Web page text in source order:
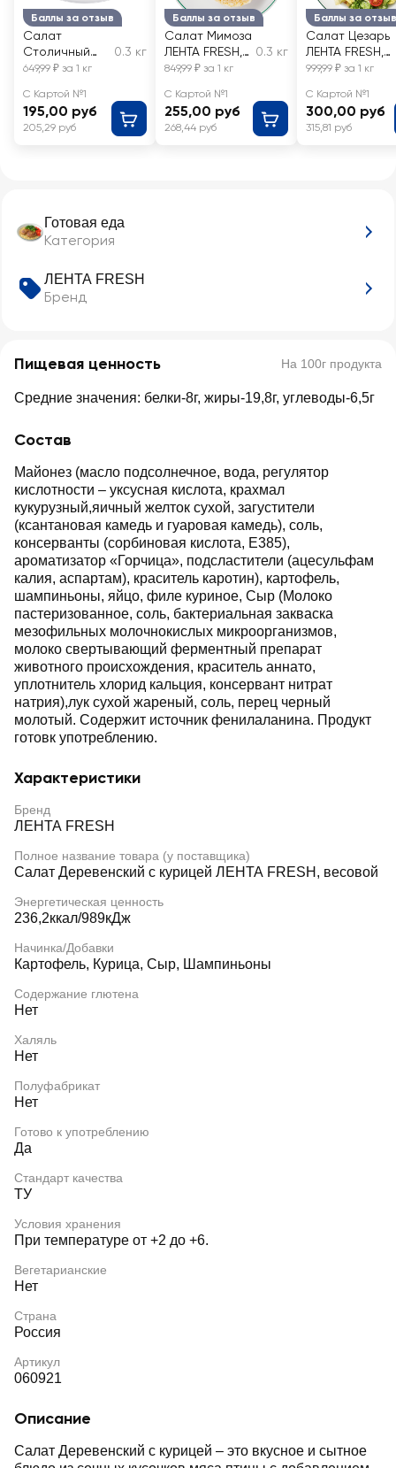
Готовая еда
Категория
ЛЕНТА FRESH
Бренд
Пищевая ценность На 100г продукта
Средние значения: белки-8г, жиры-19,8г, углеводы-6,5г
Состав
Майонез (масло подсолнечное, вода, регулятор
кислотности – уксусная кислота, крахмал
кукурузный,яичный желток сухой, загустители
(ксантановая камедь и гуаровая камедь), соль,
консерванты (сорбиновая кислота, Е385),
ароматизатор «Горчица», подсластители (ацесульфам
калия, аспартам), краситель каротин), картофель,
шампиньоны, яйцо, филе куриное, Сыр (Молоко
пастеризованное, соль, бактериальная закваска
мезофильных молочнокислых микроорганизмов,
молоко свертывающий ферментный препарат
животного происхождения, краситель аннато,
уплотнитель хлорид кальция, консервант нитрат
натрия),лук сухой жареный, соль, перец черный
молотый. Содержит источник фенилаланина. Продукт
готовк употреблению.
Характеристики
Бренд
ЛЕНТА FRESH
Полное название товара (у поставщика)
Салат Деревенский с курицей ЛЕНТА FRESH, весовой
Энергетическая ценность
236,2ккал/989кДж
Начинка/Добавки
Картофель, Курица, Сыр, Шампиньоны
Содержание глютена
Нет
Халяль
Нет
Полуфабрикат
Нет
Готово к употреблению
Да
Стандарт качества
ТУ
Условия хранения
При температуре от +2 до +6.
Вегетарианские
Нет
Страна
Россия
Артикул
060921
Описание
Салат Деревенский с курицей – это вкусное и сытное
Баллы за отзыв
Салат
Столичный
ЛЕНТА FRESH,
0.3 кг
649,99 ₽ за 1 кг
С Картой №1
195,00 руб
205,29 руб
Баллы за отзыв
Салат Мимоза
ЛЕНТА FRESH,
весовой
0.3 кг
849,99 ₽ за 1 кг
С Картой №1
255,00 руб
268,44 руб
Баллы за отзыв
Салат Цезарь
ЛЕНТА FRESH,
весовой
999,99 ₽ за 1 кг
С Картой №1
300,00 руб
315,81 руб